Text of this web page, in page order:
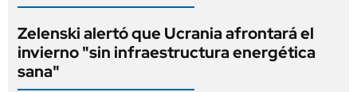
Zelenski alertó que Ucrania afrontará el
invierno "sin infraestructura energética
sana"